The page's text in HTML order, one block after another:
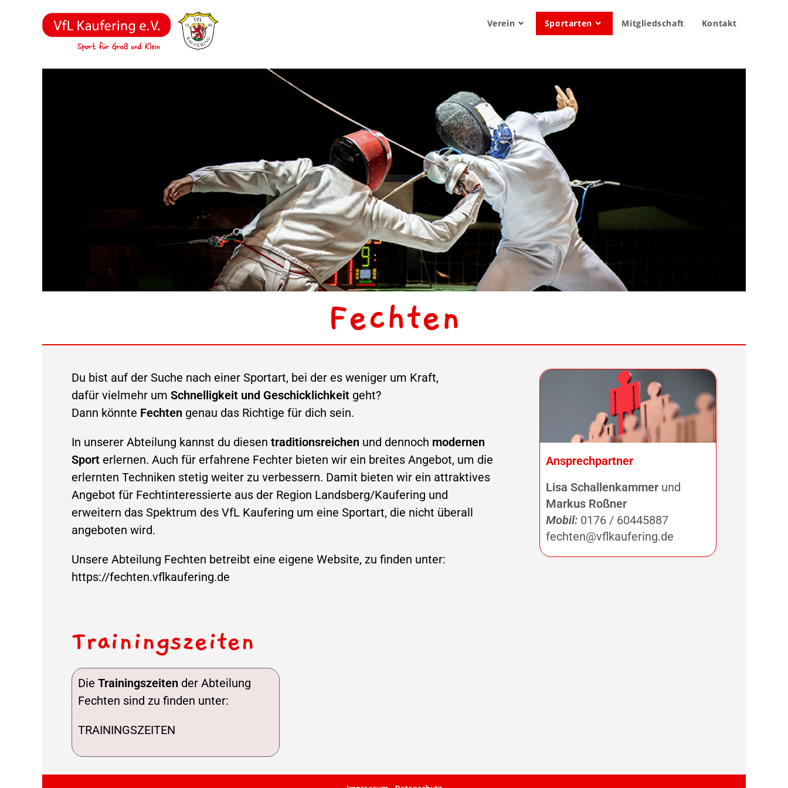
Verein Sportarten Mitgliedschaft Kontakt
Fechten
Du bist auf der Suche nach einer Sportart, bei der es weniger um Kraft,
dafür vielmehr um Schnelligkeit und Geschicklichkeit geht?
Dann könnte Fechten genau das Richtige für dich sein.
In unserer Abteilung kannst du diesen traditionsreichen und dennoch modernen
Sport erlernen. Auch für erfahrene Fechter bieten wir ein breites Angebot, um die
erlernten Techniken stetig weiter zu verbessern. Damit bieten wir ein attraktives
Angebot für Fechtinteressierte aus der Region Landsberg/Kaufering und
erweitern das Spektrum des VfL Kaufering um eine Sportart, die nicht überall
angeboten wird.
Unsere Abteilung Fechten betreibt eine eigene Website, zu finden unter:
https://fechten.vflkaufering.de
Ansprechpartner
Lisa Schallenkammer und
Markus Roßner
Mobil: 0176 / 60445887
fechten@vflkaufering.de
Trainingszeiten
Die Trainingszeiten der Abteilung
Fechten sind zu finden unter:
TRAININGSZEITEN